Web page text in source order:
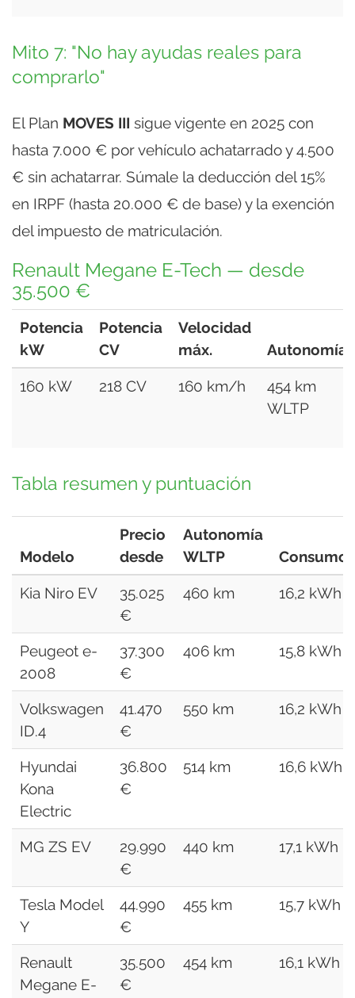
Mito 7: "No hay ayudas reales para
comprarlo"
El Plan MOVES III sigue vigente en 2025 con
hasta 7.000 € por vehículo achatarrado y 4.500
€ sin achatarrar. Súmale la deducción del 15%
en IRPF (hasta 20.000 € de base) y la exención
del impuesto de matriculación.
Renault Megane E-Tech — desde
35.500 €
Potencia
kW
Potencia
CV
Velocidad
máx.
Autonomía
160 kW 218 CV 160 km/h
454 km
WLTP
Tabla resumen y puntuación
Modelo
Precio
desde
Autonomía
WLTP
Consumo
Kia Niro EV
35.025
€
460 km 16,2 kWh
Peugeot e-
2008
37.300
€
406 km 15,8 kWh
Volkswagen
ID.4
41.470
€
550 km 16,2 kWh
Hyundai
Kona
Electric
36.800
€
514 km 16,6 kWh
MG ZS EV
29.990
€
440 km 17,1 kWh
Tesla Model
Y
44.990
€
455 km 15,7 kWh
Renault
Megane E-
35.500
€
454 km 16,1 kWh